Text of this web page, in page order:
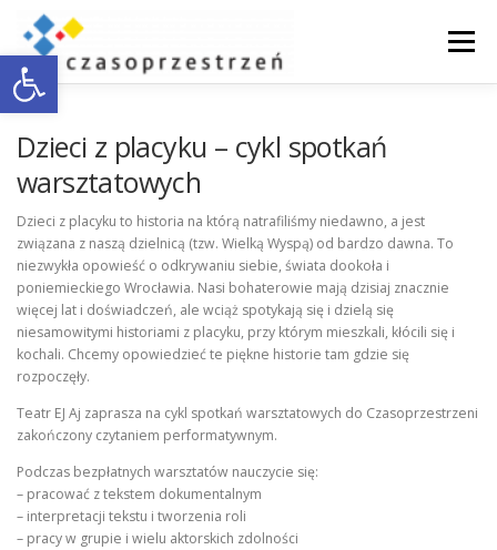
Otwórz pasek narzędzi
Przejdź
treści
Menu
KONTAKT
Dzieci z placyku – cykl spotkań
warsztatowych
Dzieci z placyku to historia na którą natrafiliśmy niedawno, a jest
związana z naszą dzielnicą (tzw. Wielką Wyspą) od bardzo dawna. To
niezwykła opowieść o odkrywaniu siebie, świata dookoła i
poniemieckiego Wrocławia. Nasi bohaterowie mają dzisiaj znacznie
więcej lat i doświadczeń, ale wciąż spotykają się i dzielą się
niesamowitymi historiami z placyku, przy którym mieszkali, kłócili się i
kochali. Chcemy opowiedzieć te piękne historie tam gdzie się
rozpoczęły.
Teatr EJ Aj zaprasza na cykl spotkań warsztatowych do Czasoprzestrzeni
zakończony czytaniem performatywnym.
Podczas bezpłatnych warsztatów nauczycie się:
– pracować z tekstem dokumentalnym
– interpretacji tekstu i tworzenia roli
– pracy w grupie i wielu aktorskich zdolności